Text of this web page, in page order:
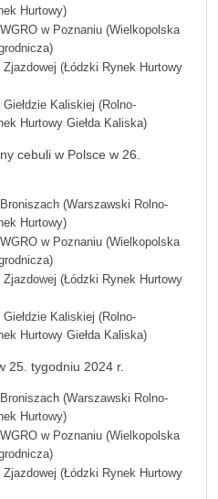
Hurtowy)
w Poznaniu (Wielkopolska
(Łódzki Rynek Hurtowy
Kaliskiej (Rolno-
Hurtowy Giełda Kaliska)
cebuli w Polsce w 26.
(Warszawski Rolno-
Hurtowy)
w Poznaniu (Wielkopolska
(Łódzki Rynek Hurtowy
Kaliskiej (Rolno-
Hurtowy Giełda Kaliska)
25. tygodniu 2024 r.
(Warszawski Rolno-
Hurtowy)
w Poznaniu (Wielkopolska
(Łódzki Rynek Hurtowy